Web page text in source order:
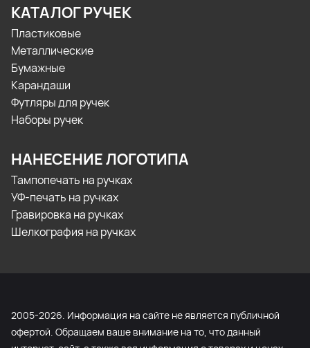
КАТАЛОГ РУЧЕК
Пластиковые
Металлические
Бумажные
Карандаши
Футляры для ручек
Наборы ручек
НАНЕСЕНИЕ ЛОГОТИПА
Тампопечать на ручках
УФ-печать на ручках
Гравировка на ручках
Шелкография на ручках
2005-2026. Информация на сайте не является публичной
офертой. Обращаем ваше внимание на то, что данный